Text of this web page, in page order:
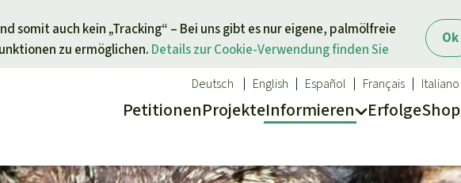
Ok
somit auch kein „Tracking“ – Bei uns gibt es nur eigene, palmölfreie
zu ermöglichen. Details zur Cookie-Verwendung finden Sie
PetitionenProjekteInformieren ErfolgeShop
Deutsch English Español Français Italiano